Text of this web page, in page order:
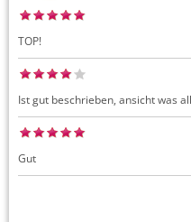
TOP!
Gut